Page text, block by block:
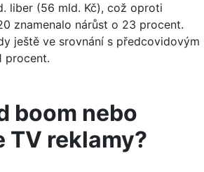
liber (56 mld. Kč), což oproti
znamenalo nárůst o 23 procent.
ještě ve srovnání s předcovidovým
procent.
boom nebo
TV reklamy?